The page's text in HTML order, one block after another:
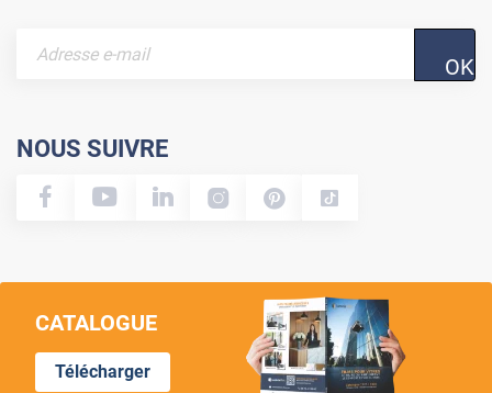
OK
NOUS SUIVRE
CATALOGUE
Télécharger